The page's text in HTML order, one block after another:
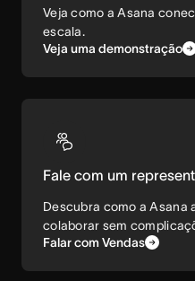
Veja como a Asana
escala.
Veja uma demonstração
Fale com um
Descubra como a Asana
colaborar sem
Falar com Vendas